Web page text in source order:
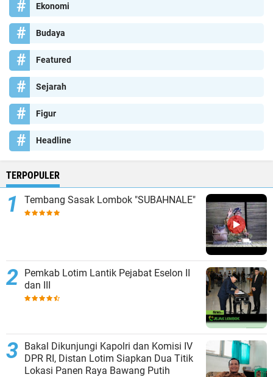
Ekonomi
Budaya
Featured
Sejarah
Figur
Headline
TERPOPULER
Tembang Sasak Lombok "SUBAHNALE"
Pemkab Lotim Lantik Pejabat Eselon II
dan III
Bakal Dikunjungi Kapolri dan Komisi IV
DPR RI, Distan Lotim Siapkan Dua Titik
Lokasi Panen Raya Bawang Putih